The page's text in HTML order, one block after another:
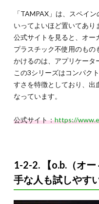
4-2. 生
理時に
必要な
スペイ
ン語会
話と用
語
4.3.
4-3. ス
時に押
5. ス
ペイ
ン人
「TAMPAX」は、スペイ
いってよいほど置いてあり
公式サイトを見ると、オー
プラスチック不使用のもの
かけるのは、アプリケータ
この3シリーズはコンパク
すさを特徴としており、出
なっています。
公式サイト：https://
1-2-2. 【o.b.（オ
手な人も試しやす